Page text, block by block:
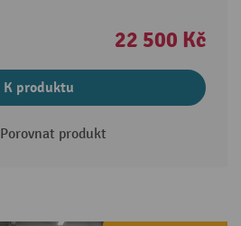
22 500 Kč
K produktu
Porovnat produkt